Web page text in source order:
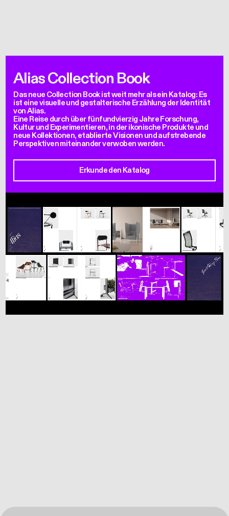
Alias Collection Book
Das neue Collection Book ist weit mehr als ein Katalog: Es
ist eine visuelle und gestalterische Erzählung der Identität
von Alias.
Eine Reise durch über fünfundvierzig Jahre Forschung,
Kultur und Experimentieren, in der ikonische Produkte und
neue Kollektionen, etablierte Visionen und aufstrebende
Perspektiven miteinander verwoben werden.
Erkunde den Katalog